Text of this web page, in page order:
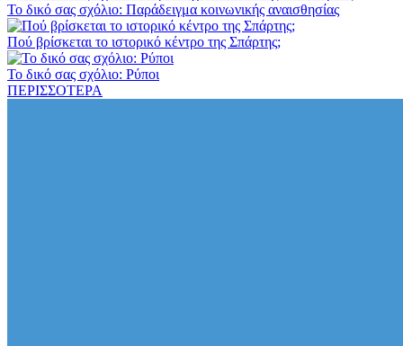
Το δικό σας σχόλιο: Παράδειγμα κοινωνικής αναισθησίας
Πού βρίσκεται το ιστορικό κέντρο της Σπάρτης;
Το δικό σας σχόλιο: Ρύποι
ΠΕΡΙΣΣΟΤΕΡΑ